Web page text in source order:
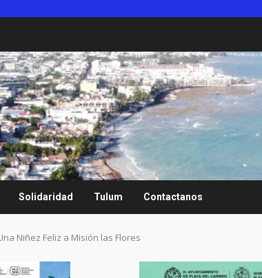
Solidaridad Tulum Contactanos
Niñez Feliz a Misión las Flores